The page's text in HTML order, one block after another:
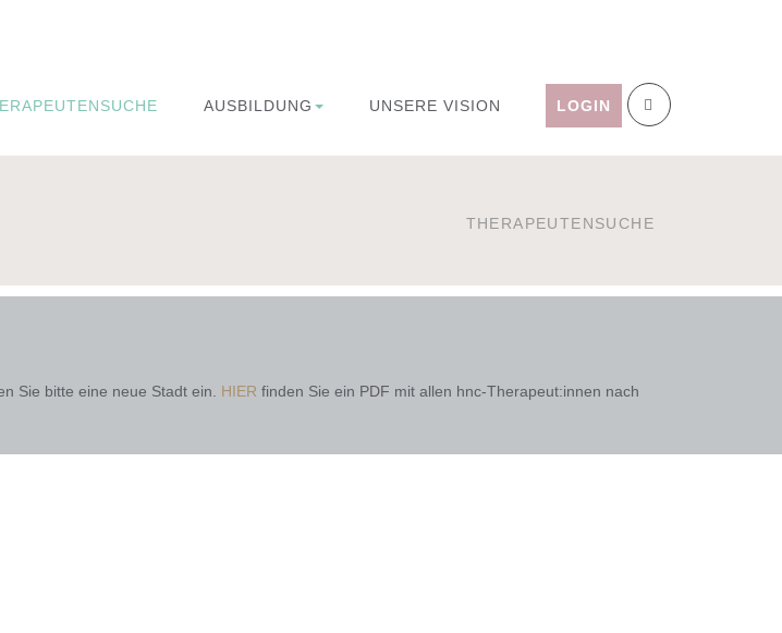
AUSBILDUNG UNSERE VISION LOGIN
THERAPEUTENSUCHE
Sie bitte eine neue Stadt ein. HIER finden Sie ein PDF mit allen hnc-Therapeut:innen nach